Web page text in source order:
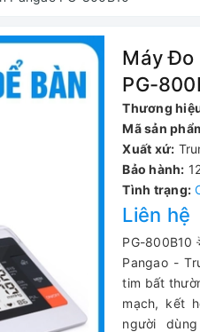
Máy Đo
PG-
Thương
Mã sản
Xuất xứ:
Bảo hành:
Tình trạng:
Liên hệ
PG-
Pangao -
tim bất
mạch, kết
người